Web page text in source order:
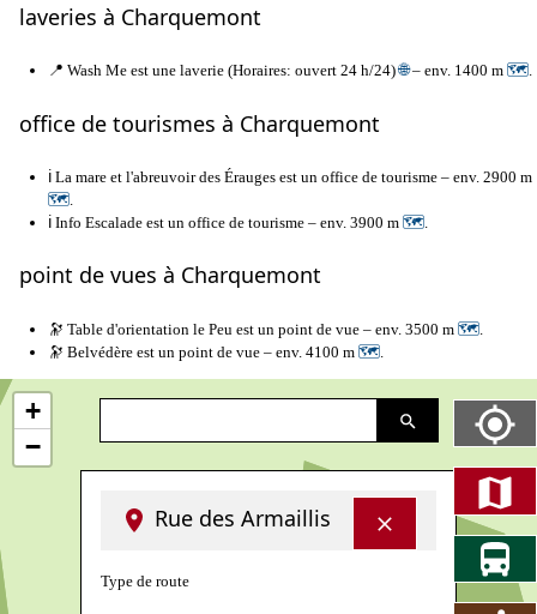
laveries à Charquemont
📍 Wash Me est une laverie (Horaires: ouvert 24 h/24)🌐– env. 1400 m 🗺.
office de tourismes à Charquemont
ℹ️ La mare et l'abreuvoir des Érauges est un office de tourisme – env. 2900 m
🗺
ℹ️ Info Escalade est un office de tourisme – env. 3900 m 🗺
point de vues à Charquemont
🔭 Table d'orientation le Peu est un point de vue – env. 3500 m 🗺
🔭 Belvédère est un point de vue – env. 4100 m 🗺
Rue des Armaillis
Type de route
+
−